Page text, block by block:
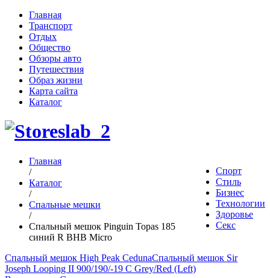
Главная
Транспорт
Отдых
Общество
Обзоры авто
Путешествия
Образ жизни
Карта сайта
Каталог
Спорт
Стиль
Бизнес
Технологии
Здоровье
Секс
Главная
/
Каталог
/
Спальные мешки
/
Спальный мешок Pinguin Topas 185
синий R BHB Micro
Спальный мешок High Peak CedunaСпальный мешок Sir
Joseph Looping II 900/190/-19 C Grey/Red (Left)